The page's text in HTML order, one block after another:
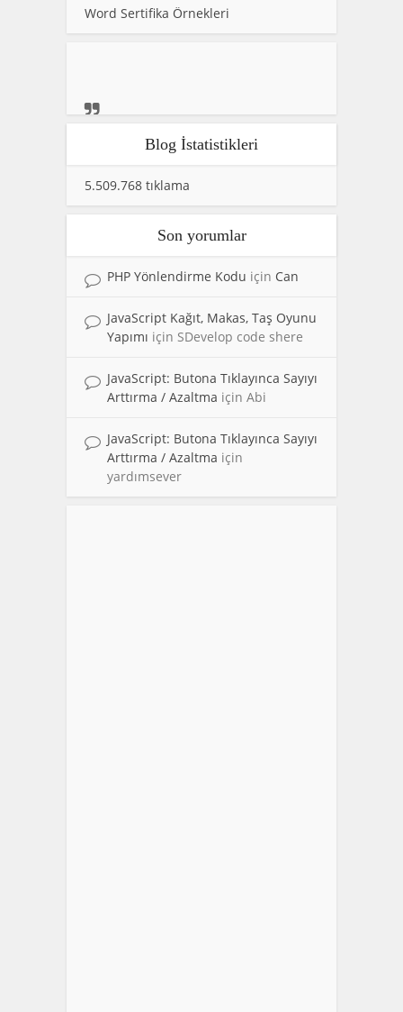
Word Sertifika Örnekleri
Blog İstatistikleri
5.509.768 tıklama
Son yorumlar
PHP Yönlendirme Kodu için Can
JavaScript Kağıt, Makas, Taş Oyunu
Yapımı için SDevelop code shere
JavaScript: Butona Tıklayınca Sayıyı
Arttırma / Azaltma için Abi
JavaScript: Butona Tıklayınca Sayıyı
Arttırma / Azaltma için
yardımsever